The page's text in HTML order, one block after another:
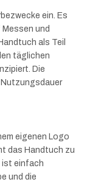
ein. Es
und
als Teil
täglichen
Die
eigenen Logo
das Handtuch zu
ist einfach
und die